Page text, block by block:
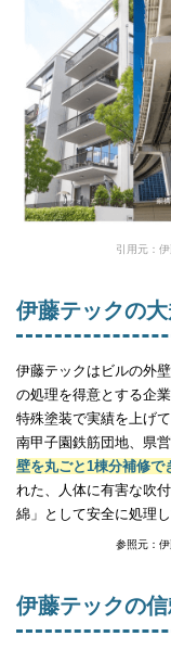
引用元：
伊藤テックの
伊藤テックはビルの外
の処理を得意とする企
特殊塗装で実績を上げ
南甲子園鉄筋団地、県
壁を丸ごと1棟分補修で
れた、人体に有害な吹
綿」として安全に処理し
参照元：
伊藤テックの